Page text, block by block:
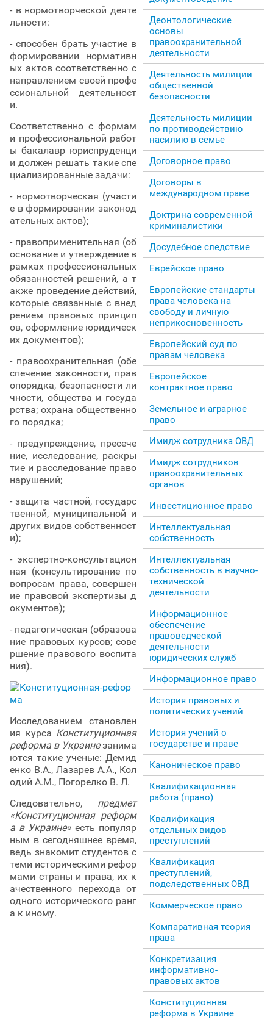
- в нормотворческой деяте
льности:
- способен брать участие в
формировании нормативн
ых актов соответственно с
направлением своей профе
ссиональной деятельност
и.
Соответственно с формам
и профессиональной работ
ы бакалавр юриспруденци
и должен решать такие спе
циализированные задачи:
- нормотворческая (участи
е в формировании законод
ательных актов);
- правоприменительная (об
основание и утверждение в
рамках профессиональных
обязанностей решений, а т
акже проведение действий,
которые связанные с внед
рением правовых принцип
ов, оформление юридическ
их документов);
- правоохранительная (обе
спечение законности, прав
опорядка, безопасности ли
чности, общества и госуда
рства; охрана общественно
го порядка;
- предупреждение, пресече
ние, исследование, раскры
тие и расследование право
нарушений;
- защита частной, государс
твенной, муниципальной и
других видов собственност
и);
- экспертно-консультацион
ная (консультирование по
вопросам права, совершен
ие правовой экспертизы д
окументов);
- педагогическая (образова
ние правовых курсов; сове
ршение правового воспита
ния).
Исследованием становлен
ия курса Конституционная
реформа в Украинезанима
ются такие ученые: Демид
енко В.А., Лазарев А.А., Кол
одий А.М., Погорелко В. Л.
Следовательно, предмет
«Конституционная реформ
а в Украине» есть популяр
ным в сегодняшнее время,
ведь знакомит студентов с
теми историческими рефор
мами страны и права, их к
ачественного перехода от
одного исторического ранг
а к иному.
Деонтологические
основы
правоохранительной
деятельности
Деятельность милиции
общественной
безопасности
Деятельность милиции
по противодействию
насилию в семье
Договорное право
Договоры в
международном праве
Доктрина современной
криминалистики
Досудебное следствие
Еврейское право
Европейские стандарты
права человека на
свободу и личную
неприкосновенность
Европейский суд по
правам человека
Европейское
контрактное право
Земельное и аграрное
право
Имидж сотрудника ОВД
Имидж сотрудников
правоохранительных
органов
Инвестиционное право
Интеллектуальная
собственность
Интеллектуальная
собственность в научно-
технической
деятельности
Информационное
обеспечение
правоведческой
деятельности
юридических служб
Информационное право
История правовых и
политических учений
История учений о
государстве и праве
Каноническое право
Квалификационная
работа (право)
Квалификация
отдельных видов
преступлений
Квалификация
преступлений,
подследственных ОВД
Коммерческое право
Компаративная теория
права
Конкретизация
информативно-
правовых актов
Конституционная
реформа в Украине